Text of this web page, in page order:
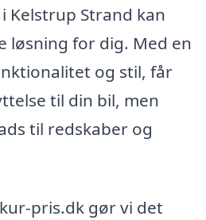
Kelstrup Strand kan
løsning for dig. Med en
og stil, får
til din bil, men
til redskaber og
pris.dk gør vi det